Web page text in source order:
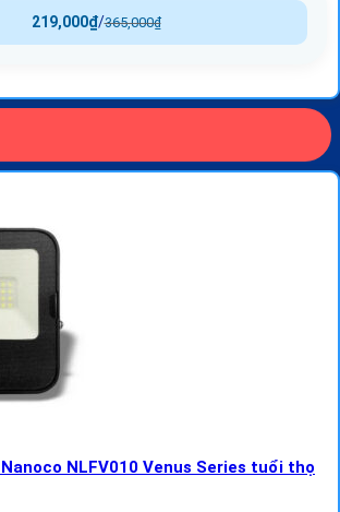
365,000₫
/
219,000₫
NLFV010 Venus Series tuổi thọ